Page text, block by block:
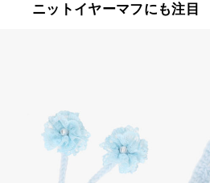
ニットイヤーマフにも注目